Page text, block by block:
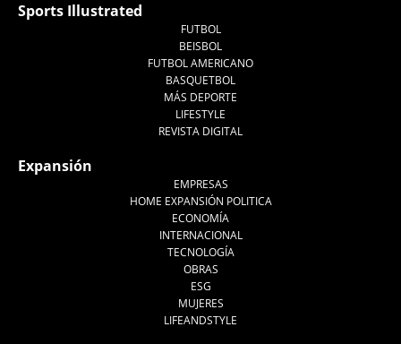
Sports Illustrated
FUTBOL
BEISBOL
FUTBOL AMERICANO
BASQUETBOL
MÁS DEPORTE
LIFESTYLE
REVISTA DIGITAL
Expansión
EMPRESAS
HOME EXPANSIÓN POLITICA
ECONOMÍA
INTERNACIONAL
TECNOLOGÍA
OBRAS
ESG
MUJERES
LIFEANDSTYLE